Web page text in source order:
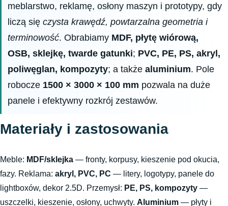
meblarstwo, reklamę, osłony maszyn i prototypy, gdy
liczą się czysta krawędź, powtarzalna geometria i
terminowość. Obrabiamy MDF, płytę wiórową,
OSB, sklejkę, twarde gatunki; PVC, PE, PS, akryl,
poliwęglan, kompozyty; a także aluminium. Pole
robocze 1500 × 3000 × 100 mm pozwala na duże
panele i efektywny rozkrój zestawów.
Materiały i zastosowania
Meble: MDF/sklejka — fronty, korpusy, kieszenie pod okucia,
fazy. Reklama: akryl, PVC, PC — litery, logotypy, panele do
lightboxów, dekor 2.5D. Przemysł: PE, PS, kompozyty —
uszczelki, kieszenie, osłony, uchwyty. Aluminium — płyty i